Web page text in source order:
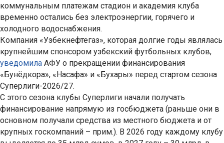
коммунальным платежам стадион и академия клуба
временно остались без электроэнергии, горячего и
холодного водоснабжения.
Компания «Узбекнефтегаз», которая долгие годы являлась
крупнейшим спонсором узбекский футбольных клубов,
уведомила АФУ о прекращении финансирования
«Бунёдкора», «Насафа» и «Бухары» перед стартом сезона
Суперлиги-2026/27.
С этого сезона клубы Суперлиги начали получать
финансирование напрямую из госбюджета (раньше они в
основном получали средства из местного бюджета и от
крупных госкомпаний – прим.). В 2026 году каждому клубу